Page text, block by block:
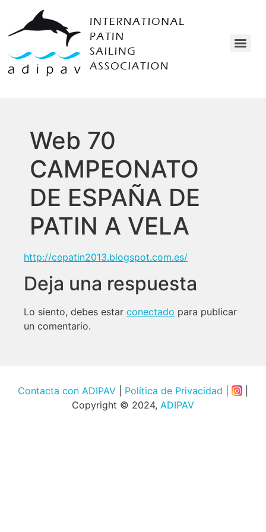
Web 70
CAMPEONATO
DE ESPAÑA DE
PATIN A VELA
http://cepatin2013.blogspot.com.es/
Deja una respuesta
Lo siento, debes estar conectado para publicar
un comentario.
Contacta con ADIPAV Política de Privacidad
Copyright © 2024, ADIPAV